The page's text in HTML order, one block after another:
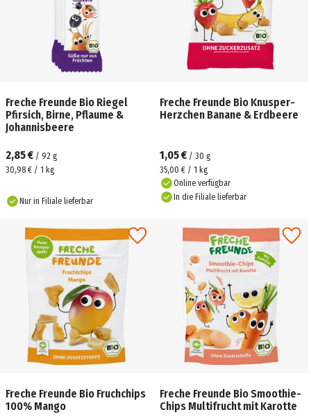
Freche Freunde Bio Riegel
Pfirsich, Birne, Pflaume &
Johannisbeere
2,85 € / 92 g
30,98 € / 1 kg
Nur in Filiale lieferbar
Freche Freunde Bio Knusper-
Herzchen Banane & Erdbeere
1,05 € / 30 g
35,00 € / 1 kg
Online verfügbar
In die Filiale lieferbar
Freche Freunde Bio Fruchchips
100% Mango
Freche Freunde Bio Smoothie-
Chips Multifrucht mit Karotte